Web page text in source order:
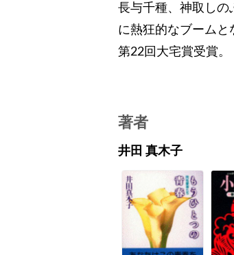
長与千種、神取しの
に熱狂的なブームと
第22回大宅賞受賞。
著者
井田 真木子